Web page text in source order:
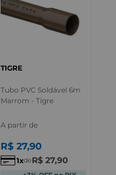
TIGRE
Tubo PVC Soldável 6m
Marrom - Tigre
A partir de
R$ 27,90
1 deR$ 27,90